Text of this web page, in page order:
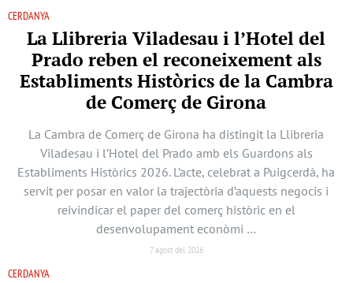
CERDANYA
La Llibreria Viladesau i l’Hotel del
Prado reben el reconeixement als
Establiments Històrics de la Cambra
de Comerç de Girona
La Cambra de Comerç de Girona ha distingit la Llibreria
Viladesau i l’Hotel del Prado amb els Guardons als
Establiments Històrics 2026. L’acte, celebrat a Puigcerdà, ha
servit per posar en valor la trajectòria d’aquests negocis i
reivindicar el paper del comerç històric en el
desenvolupament econòmi …
7 agost del 2026
CERDANYA